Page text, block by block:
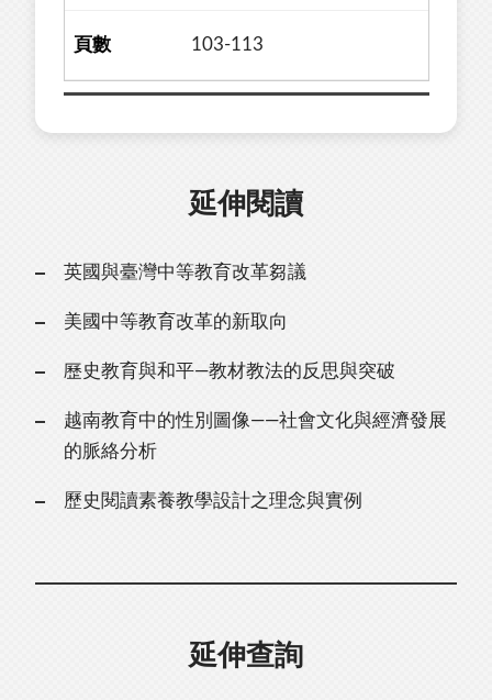
103-113
延伸閱讀
英國與臺灣中等教育改革芻議
美國中等教育改革的新取向
歷史教育與和平—教材教法的反思與突破
越南教育中的性別圖像——社會文化與經濟發展
的脈絡分析
歷史閱讀素養教學設計之理念與實例
延伸查詢